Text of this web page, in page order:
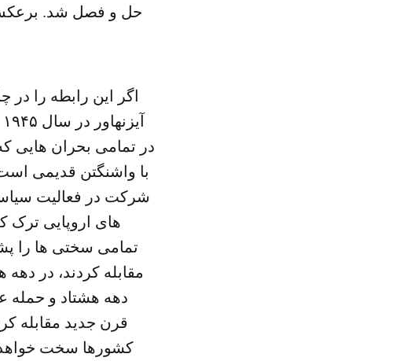
حل و فصل شد. برعکس
اگر این رابطه را
در تمامی بحران هایی
با واشنگتن قدیمی است
شرکت در فعالیت
های اروپایی ترک
تمامی سختی ها را
مقابله کردند، در
دهه هشتاد و حمله
قرن جدید مقابله
کشورها سخت خواهد